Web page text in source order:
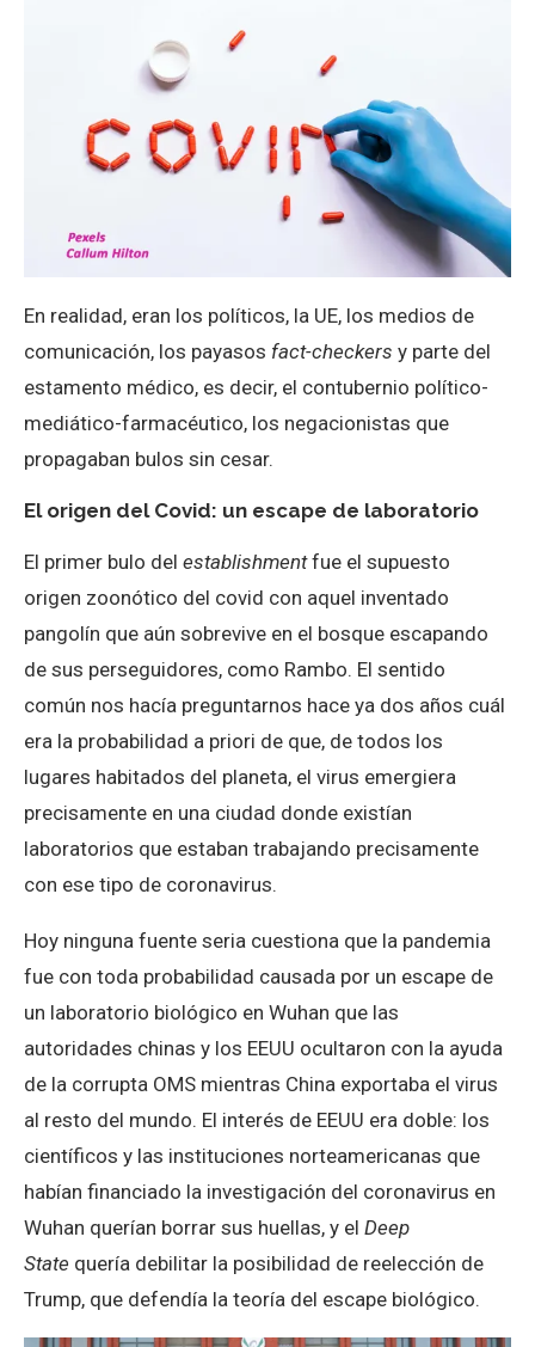
En realidad, eran los políticos, la UE, los medios de
comunicación, los payasos fact-checkers y parte del
estamento médico, es decir, el contubernio político-
mediático-farmacéutico, los negacionistas que
propagaban bulos sin cesar.
El origen del Covid: un escape de laboratorio
El primer bulo del establishmentfue el supuesto
origen zoonótico del covid con aquel inventado
pangolín que aún sobrevive en el bosque escapando
de sus perseguidores, como Rambo. El sentido
común nos hacía preguntarnos hace ya dos años cuál
era la probabilidad a priori de que, de todos los
lugares habitados del planeta, el virus emergiera
precisamente en una ciudad donde existían
laboratorios que estaban trabajando precisamente
con ese tipo de coronavirus.
Hoy ninguna fuente seria cuestiona que la pandemia
fue con toda probabilidad causada por un escape de
un laboratorio biológico en Wuhan que las
autoridades chinas y los EEUU ocultaron con la ayuda
de la corrupta OMS mientras China exportaba el virus
al resto del mundo. El interés de EEUU era doble: los
científicos y las instituciones norteamericanas que
habían financiado la investigación del coronavirus en
Wuhan querían borrar sus huellas, y el Deep
State quería debilitar la posibilidad de reelección de
Trump, que defendía la teoría del escape biológico.